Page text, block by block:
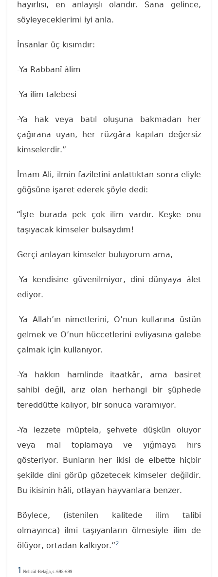
hayırlısı, en anlayışlı olandır. Sana gelince,
söyleyeceklerimi iyi anla.
İnsanlar üç kısımdır:
-Ya Rabbanî âlim
-Ya ilim talebesi
-Ya hak veya batıl oluşuna bakmadan her
çağırana uyan, her rüzgâra kapılan değersiz
kimselerdir.”
İmam Ali, ilmin faziletini anlattıktan sonra eliyle
göğsüne işaret ederek şöyle dedi:
“İşte burada pek çok ilim vardır. Keşke onu
taşıyacak kimseler bulsaydım!
Gerçi anlayan kimseler buluyorum ama,
-Ya kendisine güvenilmiyor, dini dünyaya âlet
ediyor.
-Ya Allah’ın nimetlerini, O’nun kullarına üstün
gelmek ve O’nun hüccetlerini evliyasına galebe
çalmak için kullanıyor.
-Ya hakkın hamlinde itaatkâr, ama basiret
sahibi değil, arız olan herhangi bir şüphede
tereddütte kalıyor, bir sonuca varamıyor.
-Ya lezzete müptela, şehvete düşkün oluyor
veya mal toplamaya ve yığmaya hırs
gösteriyor. Bunların her ikisi de elbette hiçbir
şekilde dini görüp gözetecek kimseler değildir.
Bu ikisinin hâli, otlayan hayvanlara benzer.
Böylece, (istenilen kalitede ilim talibi
olmayınca) ilmi taşıyanların ölmesiyle ilim de
ölüyor, ortadan kalkıyor.”2
1 Nehcül-Belağa, s. 698-699